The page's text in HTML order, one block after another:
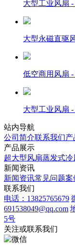
大型工业风扇 -
大型永磁直驱
低空商用风扇 -
大型工业风扇 -
站内导航
公司简介联系我们产
产品展示
超大型风扇蒸发式冷
新闻资讯
新闻资讯常见问题案
联系我们
电话：13825765679
691538049@qq.com
5号
关注或联系我们